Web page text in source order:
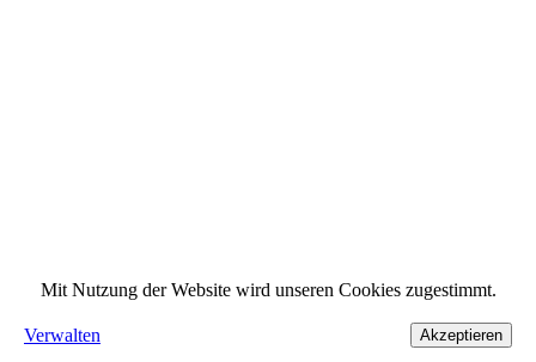
Mit Nutzung der Website wird unseren Cookies zugestimmt.
Verwalten Akzeptieren